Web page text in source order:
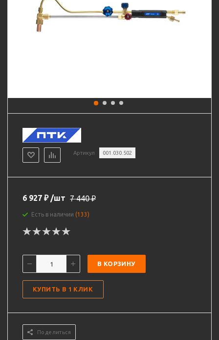
Артикул 001.030.502
6 927 ₽ /шт 7 440₽
Есть в наличии (133)
В КОРЗИНУ
КУПИТЬ В 1 КЛИК
Поделиться